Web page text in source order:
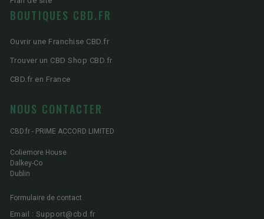
BOUTIQUES CBD.FR
Ouvrir une Franchise CBD.fr
Trouver un CBD Shop CBD.fr
CBD.fr en France
NOUS CONTACTER
CBD.fr - PRIME ACCORD LIMITED
Coliemore House
Dalkey-Co
Dublin
Formulaire de contact
Email : Support@cbd.fr